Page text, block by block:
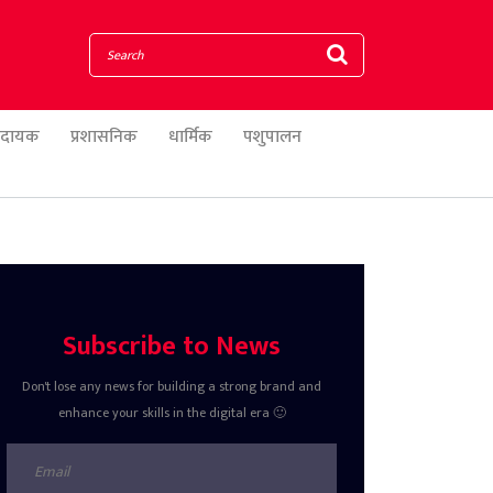
प्रशासनिक धार्मिक
पशुपालन
Subscribe to News
Don't lose any news for building a strong brand and
enhance your skills in the digital era 🙂